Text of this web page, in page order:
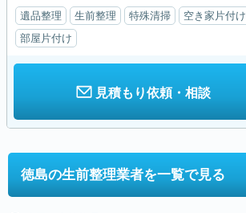
遺品整理 生前整理 特殊清掃 空き家片付け
部屋片付け
見積もり依頼・相談
徳島の生前整理業者を一覧で見る